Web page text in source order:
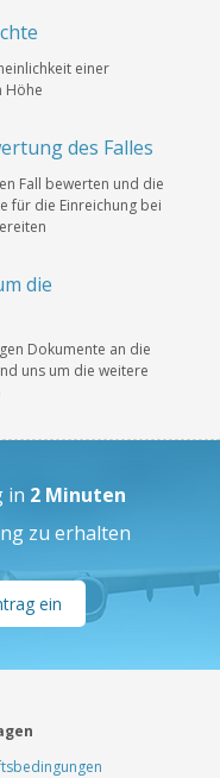
einer
Höhe
des Falles
Fall bewerten und die
für die Einreichung bei
die
Dokumente an die
uns um die weitere
in 2 Minuten
zu erhalten
ein